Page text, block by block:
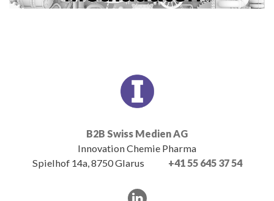
B2B Swiss Medien AG
Innovation Chemie Pharma
Spielhof 14a, 8750 Glarus
+41 55 645 37 54